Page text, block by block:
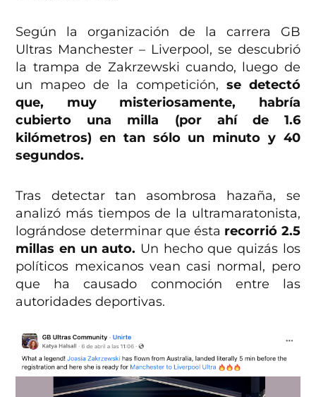
Según la organización de la carrera GB
Ultras Manchester – Liverpool, se descubrió
la trampa de Zakrzewski cuando, luego de
un mapeo de la competición, se detectó
que, muy misteriosamente, habría
cubierto una milla (por ahí de 1.6
kilómetros) en tan sólo un minuto y 40
segundos.
Tras detectar tan asombrosa hazaña, se
analizó más tiempos de la ultramaratonista,
lográndose determinar que ésta recorrió 2.5
millas en un auto. Un hecho que quizás los
políticos mexicanos vean casi normal, pero
que ha causado conmoción entre las
autoridades deportivas.